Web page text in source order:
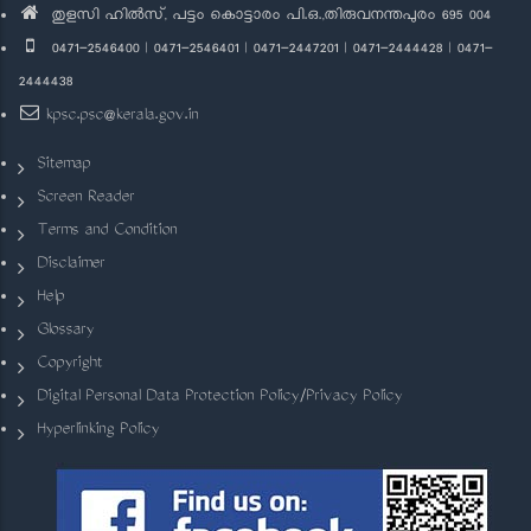
തുളസി ഹിൽസ്, പട്ടം കൊട്ടാരം പി.ഒ.,തിരുവനന്തപുരം 695 004
0471-2546400 | 0471-2546401 | 0471-2447201 | 0471-2444428 | 0471-
2444438
kpsc.psc@kerala.gov.in
Sitemap
Screen Reader
Terms and Condition
Disclaimer
Help
Glossary
Copyright
Digital Personal Data Protection Policy/Privacy Policy
Hyperlinking Policy